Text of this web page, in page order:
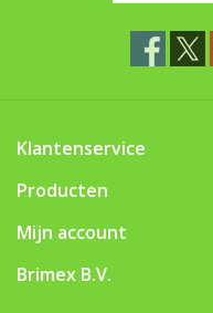
Klantenservice
Producten
Mijn account
Brimex B.V.